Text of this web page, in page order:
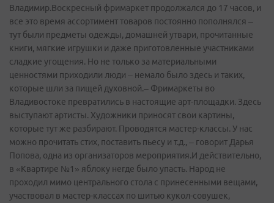
Владимир.Воскресный фримаркет продолжался до 17 часов, и
все это время ассортимент товаров постоянно пополнялся –
тут были предметы одежды, домашней утвари, прочитанные
книги, мягкие игрушки и даже приготовленные участниками
сладкие угощения. Но не только за материальными
ценностями приходили люди – немало было здесь и таких,
которые шли за пищей духовной.– Фримаркеты во
Владивостоке превратились в настоящие арт-площадки. Здесь
выступают артисты. Художники приносят свои картины,
которые тут же разбирают. Проводятся мастер-классы. У нас
можно прочитать стих, поставить пьесу и т.д., – говорит Дарья
Попова, одна из организаторов мероприятия.И действительно,
в «Квартире №1» яблоку негде было упасть. Народ не
проходил мимо центрального стола с принесенными вещами,
участвовал в мастер-классах по шитью кукол-совушек,